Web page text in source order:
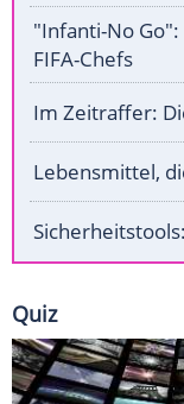
"Infanti-No
FIFA-Chefs
Im Zeitraffer:
Lebensmittel,
Quiz